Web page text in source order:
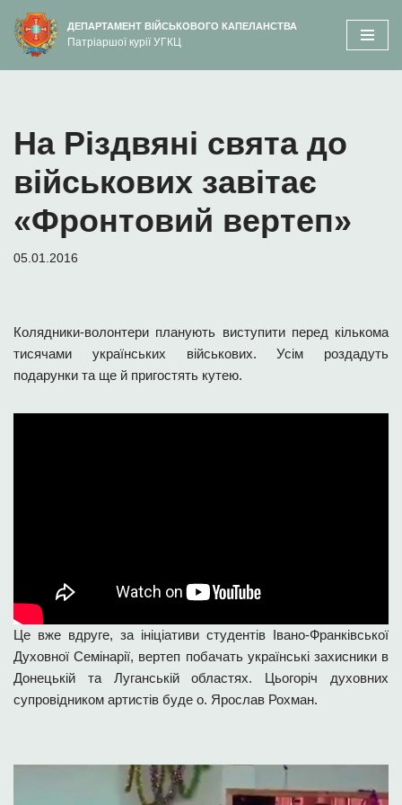
вмісту
Перейти
до
ДЕПАРТАМЕНТ ВІЙСЬКОВОГО КАПЕЛАНСТВА
Патріаршої курії УГКЦ
На Різдвяні свята до
військових завітає
«Фронтовий вертеп»
05.01.2016
Колядники-волонтери планують виступити перед кількома
тисячами українських військових. Усім роздадуть
подарунки та ще й пригостять кутею.
Це вже вдруге, за ініціативи студентів Івано-Франківської
Духовної Семінарії, вертеп побачать українські захисники в
Донецькій та Луганській областях. Цьогоріч духовних
супровідником артистів буде о. Ярослав Рохман.